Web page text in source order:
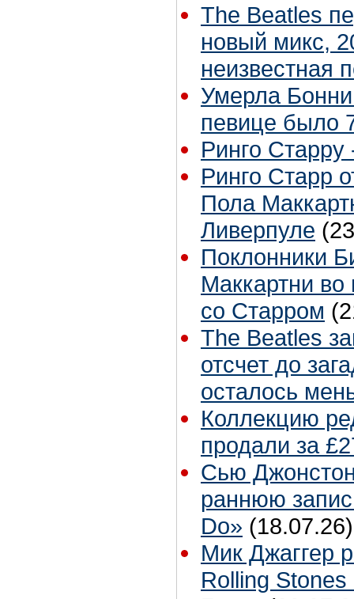
The Beatles
новый микс,
неизвестная
Умерла
певице было
Ринго Старру
Ринго Старр
Пола
Ливерпуле
Поклонники
Маккартни во
со Старром
The Beatles
отсчет до
осталось
Коллекцию
продали за
Сью
раннюю
Do» (18.07.26)
Мик Джаггер
Rolling